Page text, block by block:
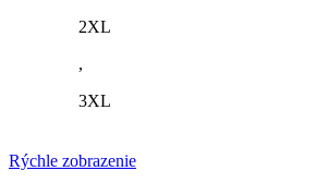
2XL
,
3XL
Rýchle zobrazenie